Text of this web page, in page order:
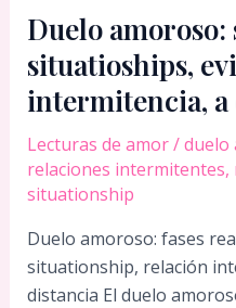
Duelo amoroso:
situatioships,
intermitencia, a
Lecturas de amor/duelo
relaciones intermitentes,
situationship
Duelo amoroso: fases
situationship, relación
distancia El duelo